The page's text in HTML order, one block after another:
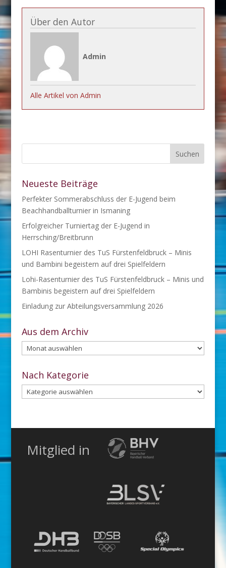
Über den Autor
Admin
Alle Artikel von Admin
Neueste Beiträge
Perfekter Sommerabschluss der E-Jugend beim
Beachhandballturnier in Ismaning
Erfolgreicher Turniertag der E-Jugend in
Herrsching/Breitbrunn
LOHI Rasenturnier des TuS Fürstenfeldbruck – Minis
und Bambini begeistern auf drei Spielfeldern
Lohi-Rasenturnier des TuS Fürstenfeldbruck – Minis und
Bambinis begeistern auf drei Spielfeldern
Einladung zur Abteilungsversammlung 2026
Aus dem Archiv
Aus
dem
Archiv
Nach Kategorie
Nach
Kategorie
Mitglied in